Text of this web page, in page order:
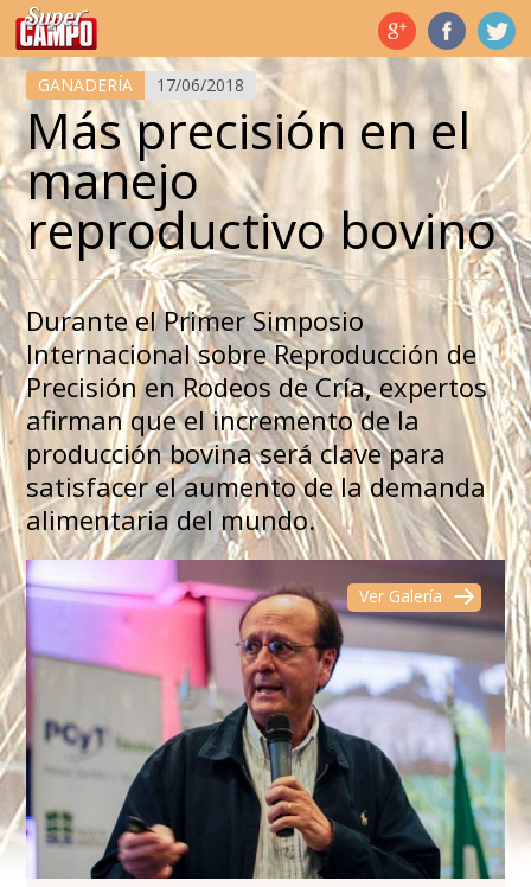
Temas de hoy
GANADERÍA 17/06/2018
Más precisión en el
manejo
reproductivo bovino
Durante el Primer Simposio
Internacional sobre Reproducción de
Precisión en Rodeos de Cría, expertos
afirman que el incremento de la
producción bovina será clave para
satisfacer el aumento de la demanda
alimentaria del mundo.
Ver Galería